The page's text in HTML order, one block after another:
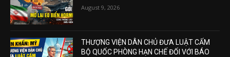
August 9, 2026
THƯỢNG VIỆN DÂN CHỦ ĐƯA LUẬT CẤM
BỘ QUỐC PHÒNG HẠN CHẾ ĐỐI VỚI BÁO